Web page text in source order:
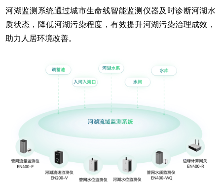
河湖监测系统通过城市生命线智能监测仪器及时诊断河湖水
质状态，降低河湖污染程度，有效提升河湖污染治理成效，
助力人居环境改善。